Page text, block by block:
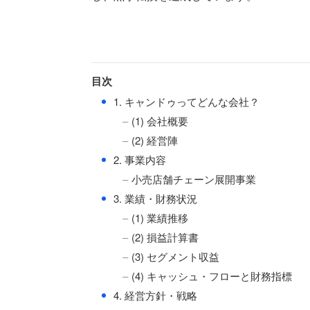
目次
● 1. キャンドゥってどんな会社？
(1) 会社概要
(2) 経営陣
● 2. 事業内容
小売店舗チェーン展開事業
● 3. 業績・財務状況
(1) 業績推移
(2) 損益計算書
(3) セグメント収益
(4) キャッシュ・フローと財務指標
● 4. 経営方針・戦略